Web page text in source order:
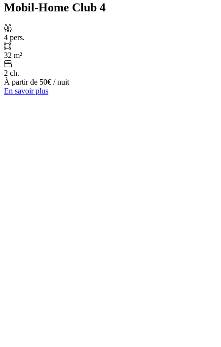
Mobil-Home Club 4
4 pers.
32 m²
2 ch.
À partir de 50€ / nuit
En savoir plus